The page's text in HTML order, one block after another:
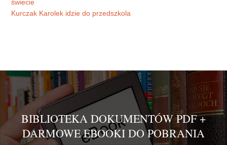
świecie
Kurczak Karolek idzie do przedszkola
BIBLIOTEKA DOKUMENTÓW PDF +
DARMOWE EBOOKI DO POBRANIA